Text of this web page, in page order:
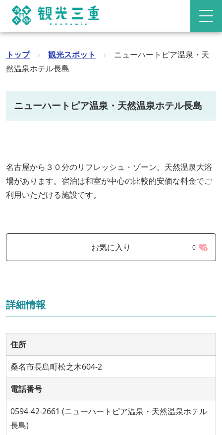
トップ › 観光スポット ›
ニューハートピア温泉・天
然温泉ホテル長島
ニューハートピア温泉・天然温泉ホテル長島
名古屋から３０分のリフレッシュ・ゾーン。天然温泉大浴
場があります。宿泊は和室が中心の比較的安価な料金でご
利用いただける施設です。
お気に入り 0
詳細情報
住所
桑名市長島町松之木604-2
電話番号
0594-42-2661 (ニューハートピア温泉・天然温泉ホテル
長島)